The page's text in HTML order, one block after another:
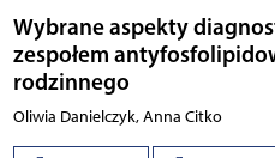
Wybrane aspekty
zespołem
rodzinnego
Oliwia Danielczyk, Anna Citko